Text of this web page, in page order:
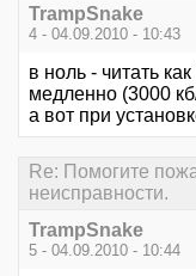
TrampSnake
4 - 04.09.2010 - 10:43
в ноль - читать
медленно (3000
а вот при
Re: Помогите
неисправности.
TrampSnake
5 - 04.09.2010 - 10:44